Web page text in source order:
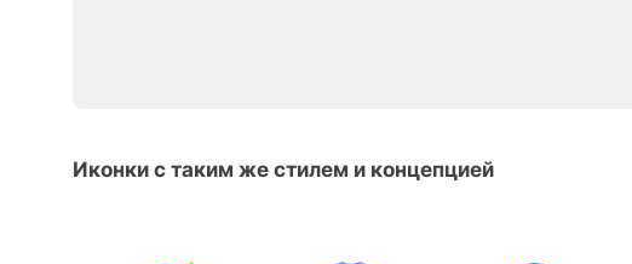
Иконки с таким же стилем и концепцией